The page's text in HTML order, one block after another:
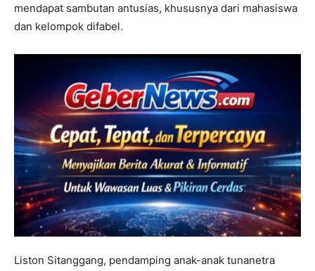
mendapat sambutan antusias, khususnya dari mahasiswa
dan kelompok difabel.
Liston Sitanggang, pendamping anak-anak tunanetra